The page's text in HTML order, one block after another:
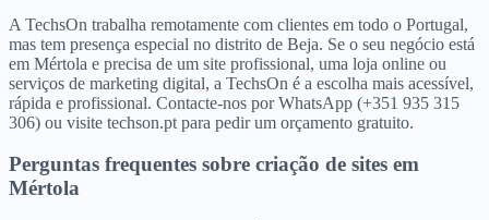
A TechsOn trabalha remotamente com clientes em todo o Portugal,
mas tem presença especial no distrito de Beja. Se o seu negócio está
em Mértola e precisa de um site profissional, uma loja online ou
serviços de marketing digital, a TechsOn é a escolha mais acessível,
rápida e profissional. Contacte-nos por WhatsApp (+351 935 315
306) ou visite techson.pt para pedir um orçamento gratuito.
Perguntas frequentes sobre criação de sites em
Mértola